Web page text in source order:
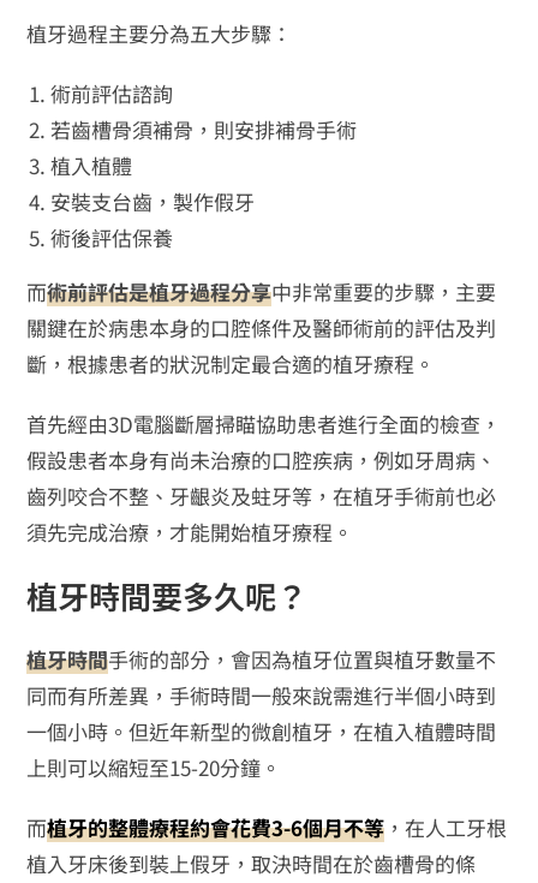
植牙過程主要分為五大步驟：
術前評估諮詢
若齒槽骨須補骨，則安排補骨手術
植入植體
安裝支台齒，製作假牙
術後評估保養
而術前評估是植牙過程分享中非常重要的步驟，主要
關鍵在於病患本身的口腔條件及醫師術前的評估及判
斷，根據患者的狀況制定最合適的植牙療程。
首先經由3D電腦斷層掃瞄協助患者進行全面的檢查，
假設患者本身有尚未治療的口腔疾病，例如牙周病、
齒列咬合不整、牙齦炎及蛀牙等，在植牙手術前也必
須先完成治療，才能開始植牙療程。
植牙時間要多久呢？
植牙時間手術的部分，會因為植牙位置與植牙數量不
同而有所差異，手術時間一般來說需進行半個小時到
一個小時。但近年新型的微創植牙，在植入植體時間
上則可以縮短至15-20分鐘。
而植牙的整體療程約會花費3-6個月不等 ，在人工牙根
植入牙床後到裝上假牙，取決時間在於齒槽骨的條